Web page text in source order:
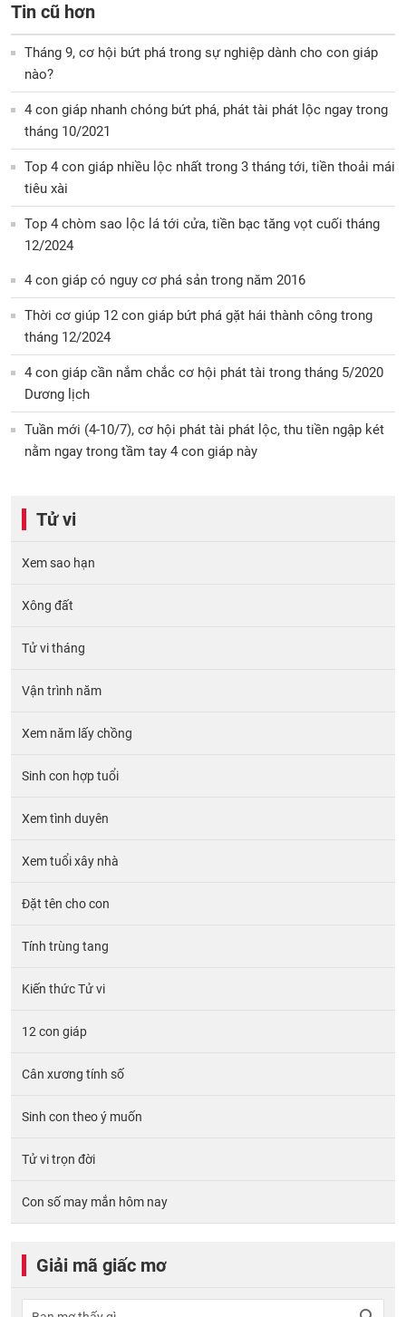
Tin cũ hơn
Tháng 9, cơ hội bứt phá trong sự nghiệp dành cho con giáp
nào?
4 con giáp nhanh chóng bứt phá, phát tài phát lộc ngay trong
tháng 10/2021
Top 4 con giáp nhiều lộc nhất trong 3 tháng tới, tiền thoải mái
tiêu xài
Top 4 chòm sao lộc lá tới cửa, tiền bạc tăng vọt cuối tháng
12/2024
4 con giáp có nguy cơ phá sản trong năm 2016
Thời cơ giúp 12 con giáp bứt phá gặt hái thành công trong
tháng 12/2024
4 con giáp cần nắm chắc cơ hội phát tài trong tháng 5/2020
Dương lịch
Tuần mới (4-10/7), cơ hội phát tài phát lộc, thu tiền ngập két
nằm ngay trong tầm tay 4 con giáp này
Tử vi
Xem sao hạn
Xông đất
Tử vi tháng
Vận trình năm
Xem năm lấy chồng
Sinh con hợp tuổi
Xem tình duyên
Xem tuổi xây nhà
Đặt tên cho con
Tính trùng tang
Kiến thức Tử vi
12 con giáp
Cân xương tính số
Sinh con theo ý muốn
Tử vi trọn đời
Con số may mắn hôm nay
Giải mã giấc mơ